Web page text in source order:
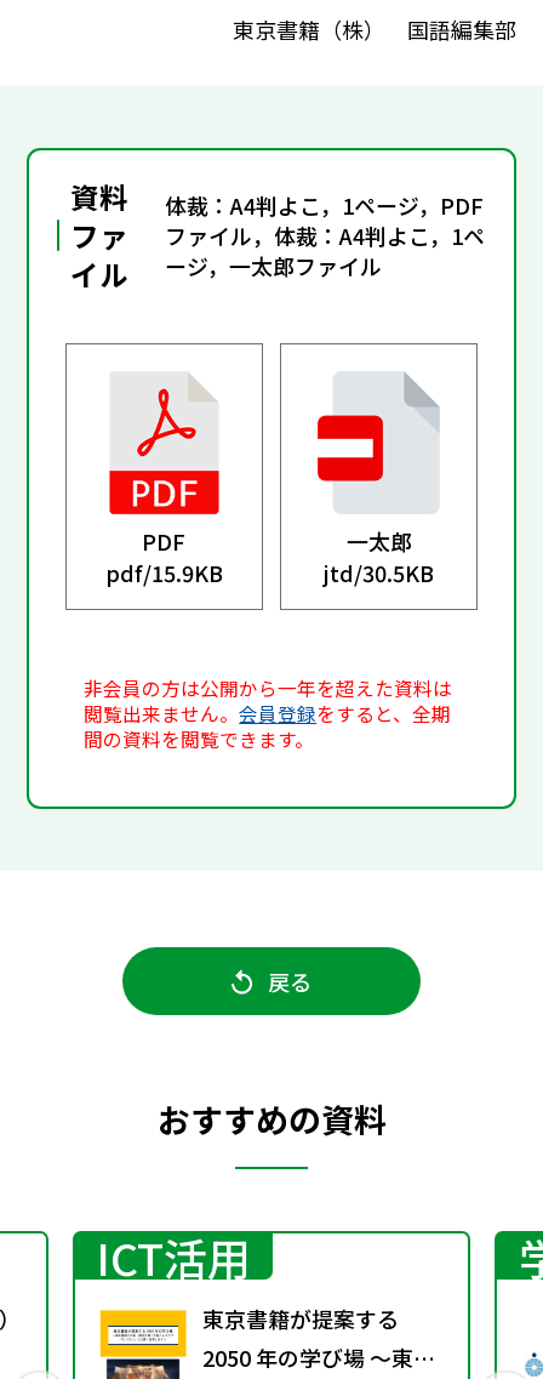
東京書籍（株） 国語編集部
資料
ファ
イル
体裁：A4判よこ，1ページ，PDF
ファイル，体裁：A4判よこ，1ペ
ージ，一太郎ファイル
PDF
pdf/15.9KB
一太郎
jtd/30.5KB
非会員の方は公開から一年を超えた資料は
閲覧出来ません。会員登録をすると、全期
間の資料を閲覧できます。
戻る
おすすめの資料
ICT活用
東京書籍が提案する
2050 年の学び場 ～東京